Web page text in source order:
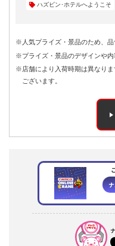
ハズビン･ホテルへようこそ
※人気プライズ・景品のため、品
※プライズ・景品のデザインや内
※店舗により入荷時期は異なり
ございます。